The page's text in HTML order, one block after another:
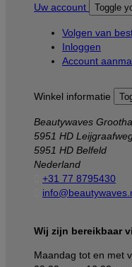
Uw account Toggle
Volgen van
Inloggen
Account
Winkel informatie
Beautywaves
5951 HD
5951 HD Belfeld
Nederland
+31 77 8795430
Wij zijn bereikbaar
Maandag tot en met